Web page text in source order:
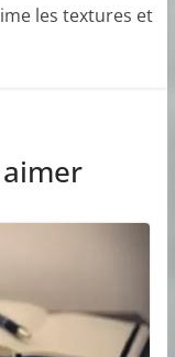
les textures et